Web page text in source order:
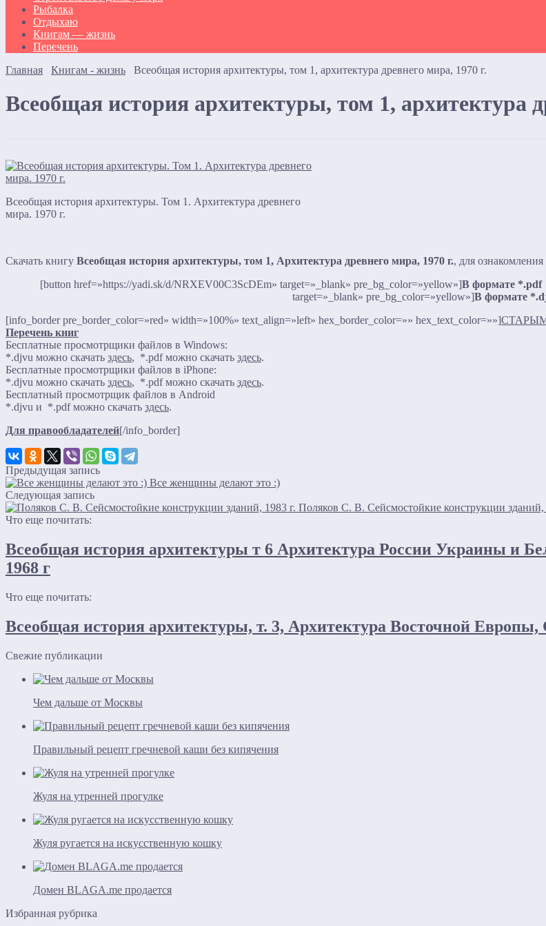
Рыбалка
Отдыхаю
Книгам — жизнь
Перечень
Главная
Книгам - жизнь Всеобщая история архитектуры, том 1, архитектура древнего мира, 1970 г.
Всеобщая история архитектуры, том 1, архитектура
Всеобщая история архитектуры. Том 1. Архитектура древнего
мира. 1970 г.
Скачать книгу Всеобщая история архитектуры, том 1, Архитектура древнего мира, 1970 г., для ознакомления
[button href=»https://yadi.sk/d/NRXEV00C3ScDEm» target=»_blank» pre_bg_color=»yellow»]В формате *.pdf
target=»_blank» pre_bg_color=»yellow»]В формате
[info_border pre_border_color=»red» width=»100%» text_align=»left» hex_border_color=»» hex_text_color=»»]
Перечень книг
Бесплатные просмотрщики файлов в Windows:
*.djvu можно скачать здесь, *.pdf можно скачать здесь.
Бесплатные просмотрщики файлов в iPhone:
*.djvu можно скачать здесь, *.pdf можно скачать здесь.
Бесплатный просмотрщик файлов в Android
*.djvu и *.pdf можно скачать здесь.
Для правообладателей[/info_border]
Предыдущая запись
Все женщины делают это :)
Следующая запись
Поляков С. В. Сейсмостойкие конструкции зданий,
Что еще почитать:
Всеобщая история архитектуры т 6 Архитектура России Украины и
1968 г
Что еще почитать:
Всеобщая история архитектуры, т. 3, Архитектура Восточной Европы,
Свежие публикации
Чем дальше от Москвы
Правильный рецепт гречневой каши без кипячения
Жуля на утренней прогулке
Жуля ругается на искусственную кошку
Домен BLAGA.me продается
Избранная рубрика